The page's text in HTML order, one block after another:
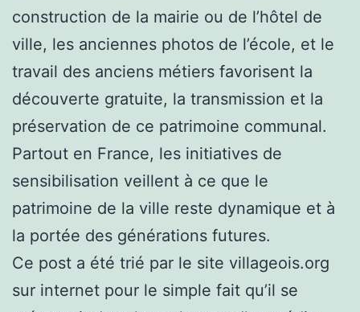
construction de la mairie ou de l’hôtel de
ville, les anciennes photos de l’école, et le
travail des anciens métiers favorisent la
découverte gratuite, la transmission et la
préservation de ce patrimoine communal.
Partout en France, les initiatives de
sensibilisation veillent à ce que le
patrimoine de la ville reste dynamique et à
la portée des générations futures.
Ce post a été trié par le site villageois.org
sur internet pour le simple fait qu’il se